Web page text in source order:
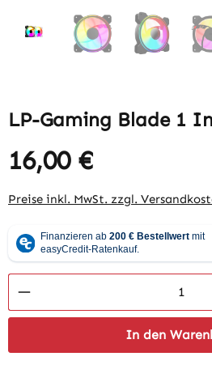
LP-Gaming Blade 1
Regulärer Preis:
16,00 €
Preise inkl. MwSt. zzgl.
Produkt Anzahl: Gib
In den